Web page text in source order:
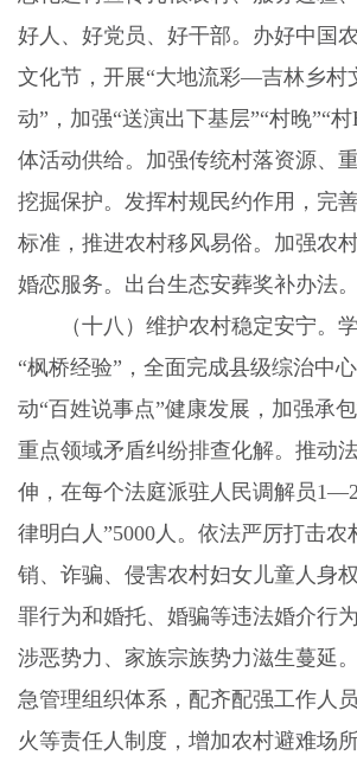
好人、好党员、好干部。办好中国
文化节，开展“大地流彩—吉林乡村
动”，加强“送演出下基层”“村晚”“村
体活动供给。加强传统村落资源、
挖掘保护。发挥村规民约作用，完
标准，推进农村移风易俗。加强农
婚恋服务。出台生态安葬奖补办法。
（十八）维护农村稳定安宁。
“枫桥经验”，全面完成县级综治中
动“百姓说事点”健康发展，加强承
重点领域矛盾纠纷排查化解。推动
伸，在每个法庭派驻人民调解员1—2
律明白人”5000 人。依法严厉打击农
销、诈骗、侵害农村妇女儿童人身
罪行为和婚托、婚骗等违法婚介行
涉恶势力、家族宗族势力滋生蔓延
急管理组织体系，配齐配强工作人
火等责任人制度，增加农村避难场所